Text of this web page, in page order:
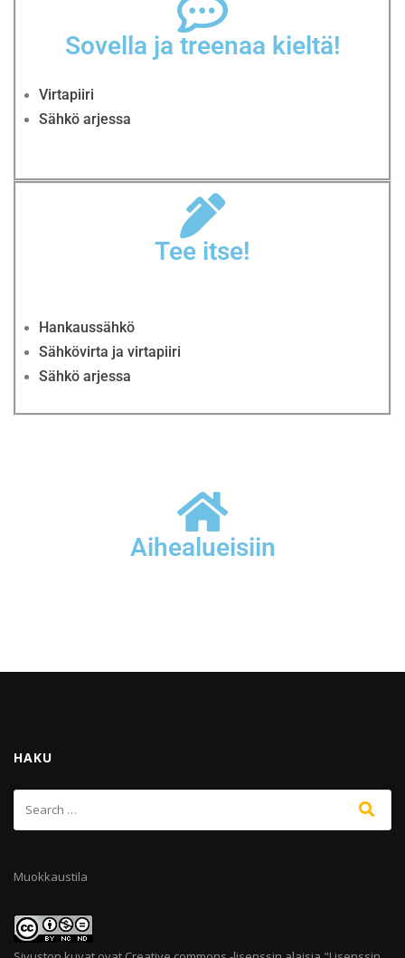
Sovella ja treenaa kieltä!
Virtapiiri
Sähkö arjessa
Tee itse!
Hankaussähkö
Sähkövirta ja virtapiiri
Sähkö arjessa
Aihealueisiin
HAKU
Muokkaustila